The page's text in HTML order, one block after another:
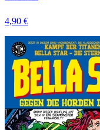
4,90 €